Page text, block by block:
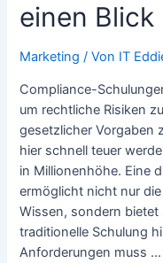
einen Blick
Marketing / Von IT
Compliance-
um rechtliche Risiken
gesetzlicher Vorgaben
hier schnell teuer
in Millionenhöhe. Eine
ermöglicht nicht nur
Wissen, sondern bietet
traditionelle Schulung
Anforderungen muss …